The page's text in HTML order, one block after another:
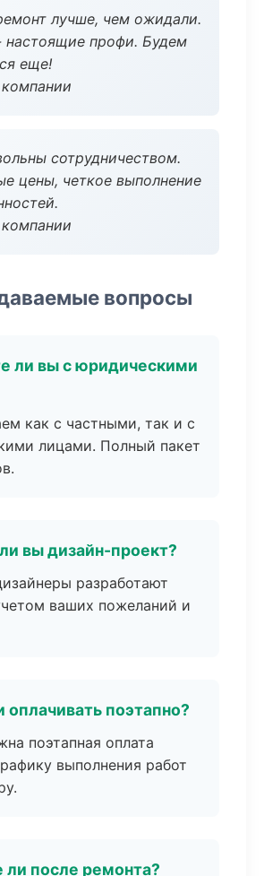
лучше, чем ожидали.
настоящие профи. Будем
еще!
сотрудничеством.
цены, четкое выполнение
вопросы
ли вы с юридическими
как с частными, так и с
лицами. Полный пакет
вы дизайн-проект?
разработают
ваших пожеланий и
поэтапно?
поэтапная оплата
выполнения работ
ли после ремонта?